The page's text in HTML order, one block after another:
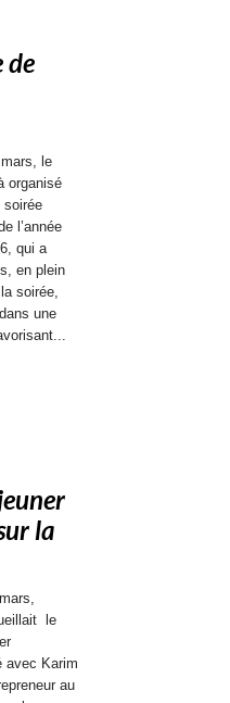
de
le
organisé
soirée
l’année
qui a
en plein
soirée,
une
la
le
avec Karim
au